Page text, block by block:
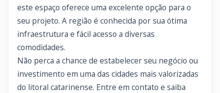
este espaço oferece uma excelente opção para o
seu projeto. A região é conhecida por sua ótima
infraestrutura e fácil acesso a diversas
comodidades.
Não perca a chance de estabelecer seu negócio ou
investimento em uma das cidades mais valorizadas
do litoral catarinense. Entre em contato e saiba